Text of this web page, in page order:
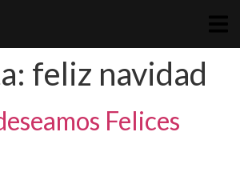
feliz navidad
Felices